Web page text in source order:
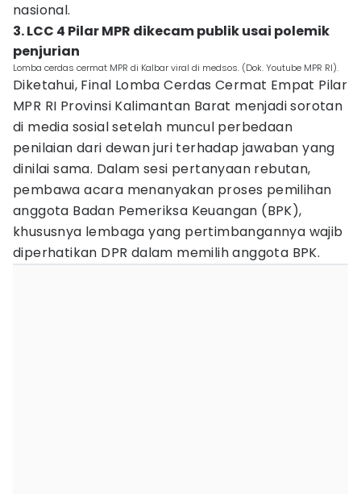
nasional.
3. LCC 4 Pilar MPR dikecam publik usai polemik
penjurian
Lomba cerdas cermat MPR di Kalbar viral di medsos. (Dok. Youtube MPR RI).
Diketahui, Final Lomba Cerdas Cermat Empat Pilar
MPR RI Provinsi Kalimantan Barat menjadi sorotan
di media sosial setelah muncul perbedaan
penilaian dari dewan juri terhadap jawaban yang
dinilai sama. Dalam sesi pertanyaan rebutan,
pembawa acara menanyakan proses pemilihan
anggota Badan Pemeriksa Keuangan (BPK),
khususnya lembaga yang pertimbangannya wajib
diperhatikan DPR dalam memilih anggota BPK.